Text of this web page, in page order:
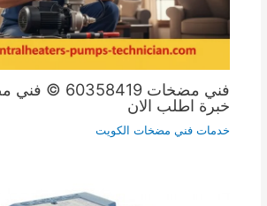
فني مضخات
خبرة اطلب الان
خدمات فني مضخات الكويت